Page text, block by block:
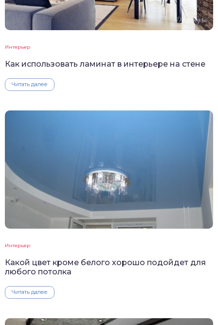
Интерьер
Как использовать ламинат в интерьере на стене
Читать далее
Интерьер
Какой цвет кроме белого хорошо подойдет для
любого потолка
Читать далее